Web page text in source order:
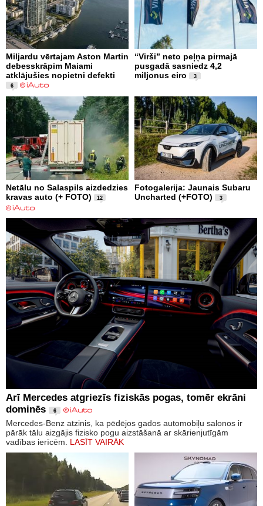
Miljardu vērtajam Aston Martin
debesskrāpim Maiami
atklājušies nopietni defekti
6
“Virši” neto peļņa pirmajā
pusgadā sasniedz 4,2
miljonus eiro
3
Netālu no Salaspils aizdedzies
kravas auto (+ FOTO)
12
Fotogalerija: Jaunais Subaru
Uncharted (+FOTO)
3
Arī Mercedes atgriezīs fiziskās pogas, tomēr ekrāni
dominēs
6
Mercedes-Benz atzinis, ka pēdējos gados automobiļu salonos ir
pārāk tālu aizgājis fizisko pogu aizstāšanā ar skārienjutīgām
vadības ierīcēm. LASĪT VAIRĀK